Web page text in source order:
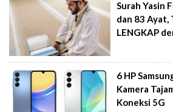
Surah Yasin
dan 83 Ayat,
LENGKAP
6 HP
Kamera
Koneksi 5G